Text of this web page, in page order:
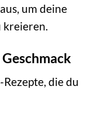
um deine
kreieren.
die du